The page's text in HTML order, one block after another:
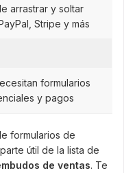
arrastrar y soltar
Stripe y más
formularios
y pagos
formularios de
útil de la lista de
de ventas. Te